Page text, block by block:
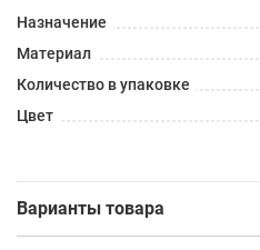
Назначение
Материал
Количество в упаковке
Цвет
Варианты товара